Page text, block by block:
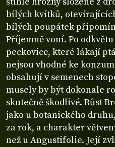
bílých kvítků,
bílých poupátek
Příjemně voní. Po
peckovice, které lákají
nejsou vhodné ke
obsahují v semenech
musely by být dokonale
skutečně škodlivé. Růst
jako u botanického
za rok, a charakter
než u Angustifolie. Její